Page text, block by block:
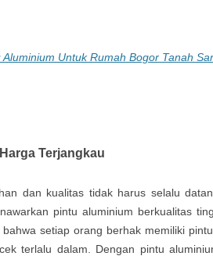
Aluminium Untuk Rumah Bogor Tanah
Terjangkau
dan kualitas tidak harus selalu
pintu aluminium berkualitas
setiap orang berhak memiliki
terlalu dalam. Dengan pintu